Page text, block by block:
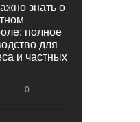
знать о
полное
для
и частных
0